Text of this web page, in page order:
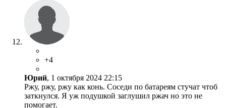
+4
Юрий, 1 октября 2024 22:15
Ржу, ржу, ржу как конь. Соседи по батареям стучат чтоб
заткнулся. Я уж подушкой заглушил ржач но это не
помогает.